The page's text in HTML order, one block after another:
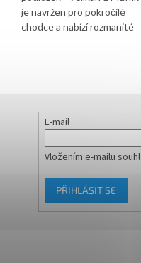
je navržen pro pokročilé
chodce a nabízí rozmanité
správné držení těla a
vývoj. Je ideální pro
rehabilitaci valgózních
kotníků, prevenci
plochonoží a eliminaci chůze
po špičkách. Podložky také
poskytují reflexní a
E-mail
Vložením e-mailu
PŘIHLÁSIT SE